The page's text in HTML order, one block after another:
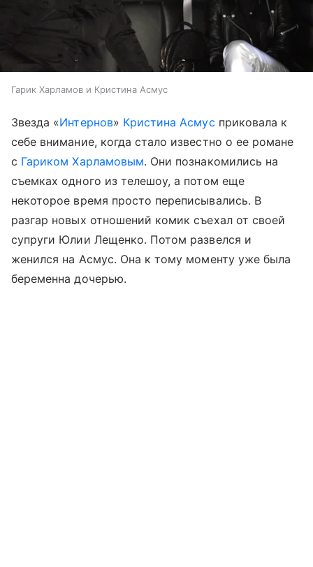
Гарик Харламов и Кристина Асмус
Звезда «Интернов» Кристина Асмус приковала к
себе внимание, когда стало известно о ее романе
с Гариком Харламовым. Они познакомились на
съемках одного из телешоу, а потом еще
некоторое время просто переписывались. В
разгар новых отношений комик съехал от своей
супруги Юлии Лещенко. Потом развелся и
женился на Асмус. Она к тому моменту уже была
беременна дочерью.